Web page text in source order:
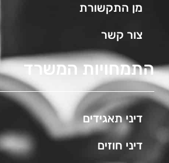
מן התקשורת
צור קשר
התמחויות המשרד
דיני תאגידים
דיני חוזים